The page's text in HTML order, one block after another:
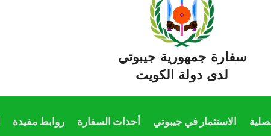
سفارة جمهورية جيبوتي
لدى دولة الكويت
الاستثمار في جيبوتي أحداث السفارة روابط مفيدة